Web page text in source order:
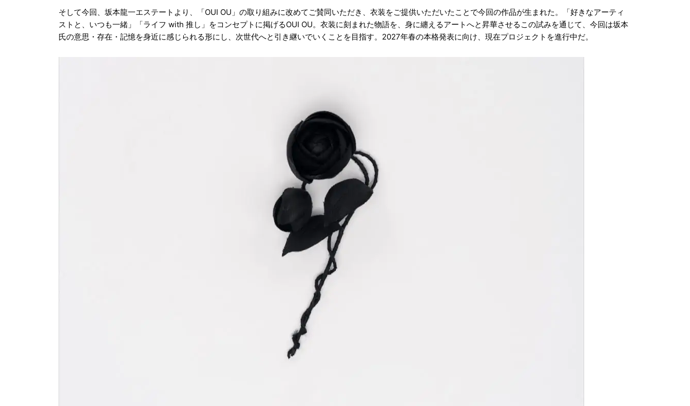
そして今回、坂本龍一エステートより、「OUI OU」の取り組みに改めてご賛同いただき、衣装をご提供いただいたことで今回の作品が生まれた。「好きなアーティ
ストと、いつも一緒」「ライフ with 推し」をコンセプトに掲げるOUI OU。衣装に刻まれた物語を、身に纏えるアートへと昇華させるこの試みを通じて、今回は坂本
氏の意思・存在・記憶を身近に感じられる形にし、次世代へと引き継いでいくことを目指す。2027年春の本格発表に向け、現在プロジェクトを進行中だ。